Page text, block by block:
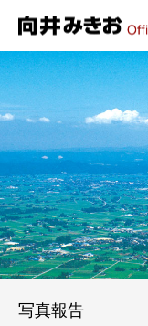
写真報告
HOME
プロフィール
政策
活動報告